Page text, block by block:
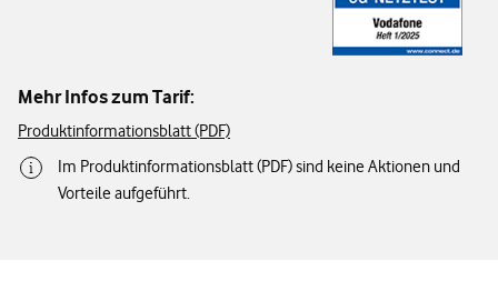
Mehr Infos zum Tarif:
Produktinformationsblatt (PDF)
Im Produktinformationsblatt (PDF) sind keine Aktionen und
Vorteile aufgeführt.